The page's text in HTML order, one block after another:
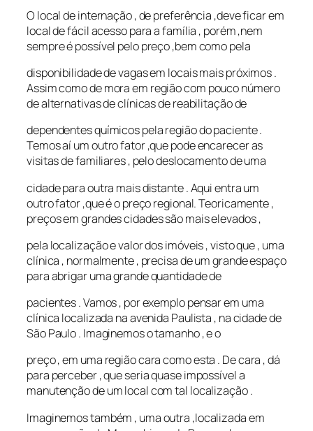
O local de internação , de preferência ,deve ficar em
local de fácil acesso para a família , porém ,nem
sempre é possível pelo preço ,bem como pela
disponibilidade de vagas em locais mais próximos .
Assim como de mora em região com pouco número
de alternativas de clínicas de reabilitação de
dependentes químicos pela região do paciente .
Temos aí um outro fator ,que pode encarecer as
visitas de familiares , pelo deslocamento de uma
cidade para outra mais distante . Aqui entra um
outro fator ,que é o preço regional. Teoricamente ,
preços em grandes cidades são mais elevados ,
pela localização e valor dos imóveis , visto que , uma
clínica , normalmente , precisa de um grande espaço
para abrigar uma grande quantidade de
pacientes . Vamos , por exemplo pensar em uma
clínica localizada na avenida Paulista , na cidade de
São Paulo . Imaginemos o tamanho , e o
preço , em uma região cara como esta . De cara , dá
para perceber , que seria quase impossível a
manutenção de um local com tal localização .
Imaginemos também , uma outra ,localizada em